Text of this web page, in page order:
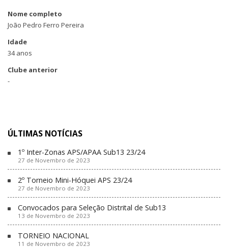
Nome completo
João Pedro Ferro Pereira
Idade
34 anos
Clube anterior
-
ÚLTIMAS NOTÍCIAS
1º Inter-Zonas APS/APAA Sub13 23/24
27 de Novembro de 2023
2º Torneio Mini-Hóquei APS 23/24
27 de Novembro de 2023
Convocados para Seleção Distrital de Sub13
13 de Novembro de 2023
TORNEIO NACIONAL
11 de Novembro de 2023